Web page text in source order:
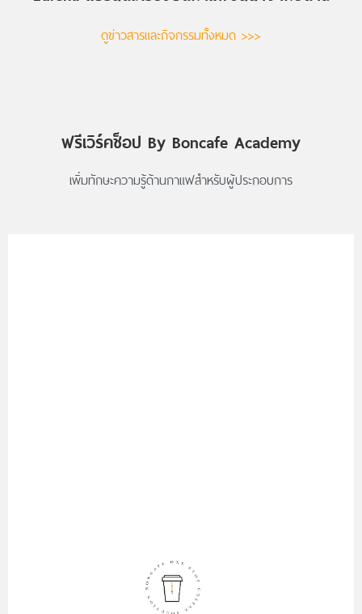
ดูข่าวสารและกิจกรรมทั้งหมด >>>
ฟรีเวิร์คช็อป By Boncafe Academy
เพิ่มทักษะความรู้ด้านกาแฟสำหรับผู้ประกอบการ